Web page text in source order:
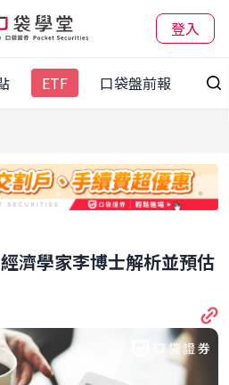
登入
ETF 口袋盤前報
濟學家李博士解析並預估